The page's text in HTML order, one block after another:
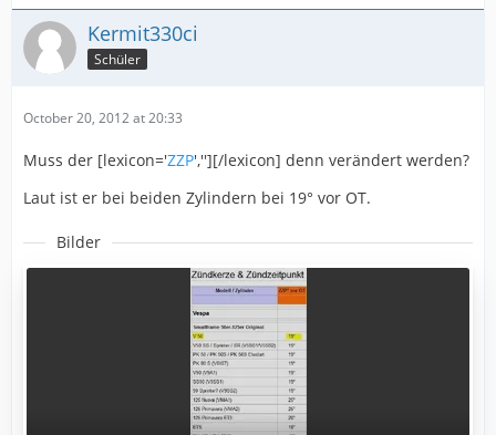
Kermit330ci
Schüler
October 20, 2012 at 20:33
Muss der [lexicon='ZZP',''][/lexicon] denn verändert werden?
Laut ist er bei beiden Zylindern bei 19° vor OT.
Bilder